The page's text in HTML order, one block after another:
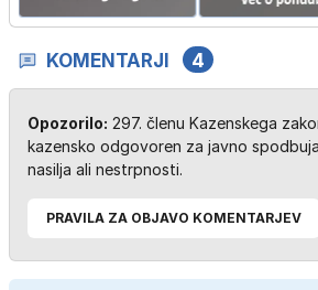
KOMENTARJI 4
Opozorilo: 297. členu Kazenskega
kazensko odgovoren za javno
nasilja ali nestrpnosti.
PRAVILA ZA OBJAVO KOMENTARJEV